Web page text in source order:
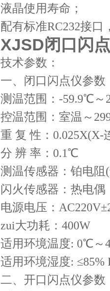
液晶使用寿命；
配有标准RC232接
XJSD闭口闪
技术参数：
一、闭口闪点仪参数
测温范围：-59.9℃～
控温范围：室温～
重 复 性：0.025X(X-
分 辨 率：0.1℃
测温传感器：铂电阻
闪火传感器：热电偶
电源电压：
zui大功耗：400W
适用环境温度: 0℃～
适用环境湿度: ≤85%
二、开口闪点仪参数